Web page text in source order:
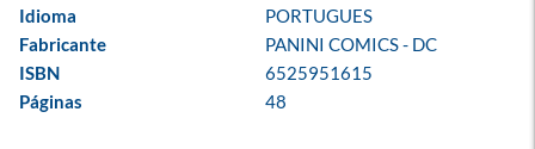
Idioma
PORTUGUES
Fabricante
PANINI COMICS - DC
ISBN
6525951615
Páginas
48